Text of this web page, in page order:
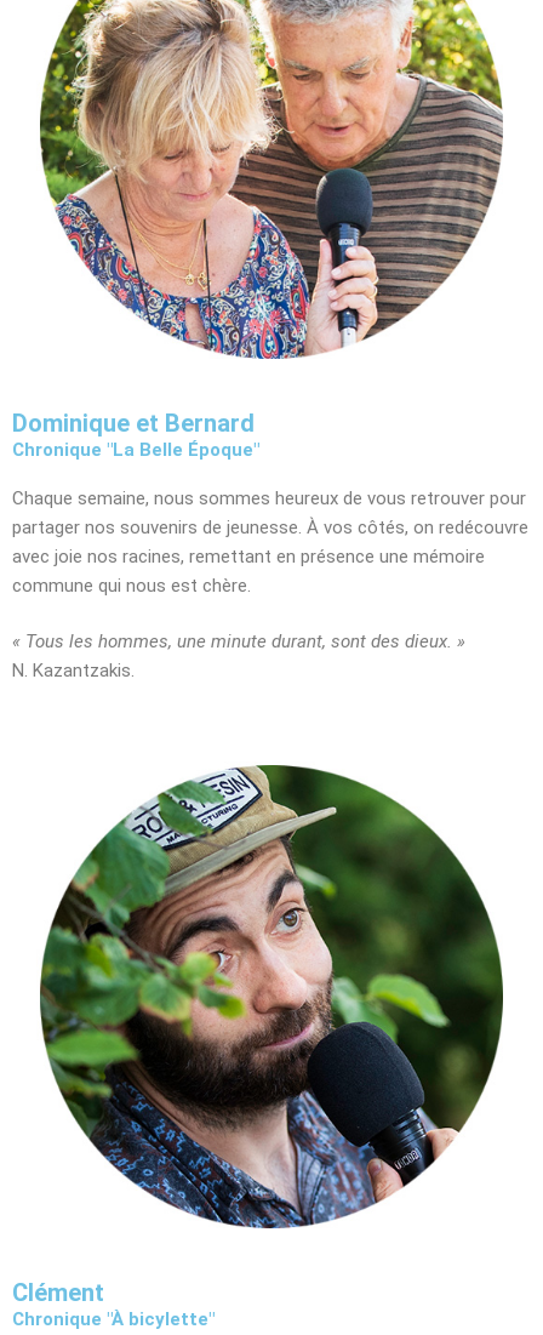
Dominique et Bernard
Chronique "La Belle Époque"
Chaque semaine, nous sommes heureux de vous retrouver pour
partager nos souvenirs de jeunesse. À vos côtés, on redécouvre
avec joie nos racines, remettant en présence une mémoire
commune qui nous est chère.
« Tous les hommes, une minute durant, sont des dieux. »
N. Kazantzakis.
Clément
Chronique "À bicylette"